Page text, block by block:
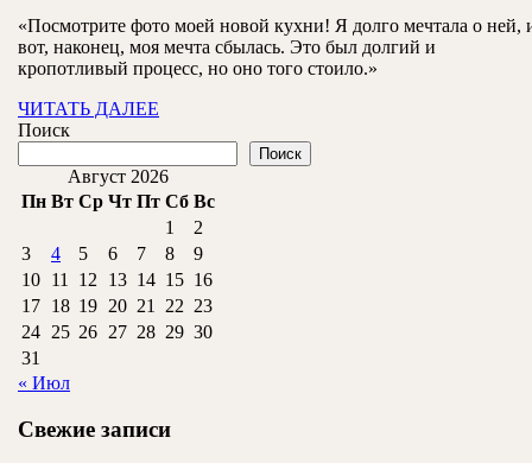
кухни:
фото
2024
«Посмотрите фото моей новой кухни! Я долго мечтала о ней,
вот, наконец, моя мечта сбылась. Это был долгий и
кропотливый процесс, но оно того стоило.»
ЧИТАТЬ ДАЛЕЕ
Поиск
Поиск
Август 2026
Пн Вт Ср Чт Пт Сб Вс
1
2
3
4 5 6 7 8
9
10 11 12 13 14 15 16
17 18 19 20 21 22 23
24 25 26 27 28 29 30
31
« Июл
Свежие записи